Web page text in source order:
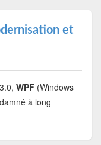
et
WPF(Windows
à long